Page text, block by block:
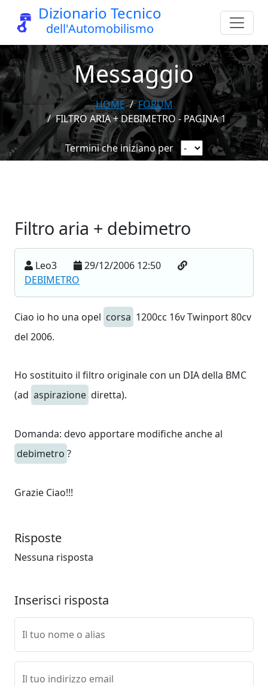
Dizionario Tecnico
dell'Automobilismo
Messaggio
HOME
FORUM
FILTRO ARIA + DEBIMETRO - PAGINA 1
Termini che iniziano per
Filtro aria + debimetro
Leo3
29/12/2006 12:50
DEBIMETRO
Ciao io ho una opel corsa 1200cc 16v Twinport 80cv
del 2006.
Ho sostituito il filtro originale con un DIA della BMC
(ad aspirazione diretta).
Domanda: devo apportare modifiche anche al
debimetro ?
Grazie Ciao!!!
Risposte
Nessuna risposta
Inserisci risposta
Il tuo nome o alias
Il tuo indirizzo email